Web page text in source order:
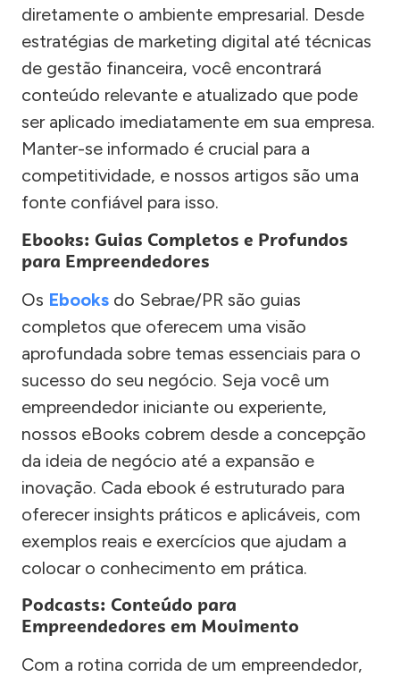
diretamente o ambiente empresarial. Desde
estratégias de marketing digital até técnicas
de gestão financeira, você encontrará
conteúdo relevante e atualizado que pode
ser aplicado imediatamente em sua empresa.
Manter-se informado é crucial para a
competitividade, e nossos artigos são uma
fonte confiável para isso.
Ebooks: Guias Completos e Profundos
para Empreendedores
Os Ebooks do Sebrae/PR são guias
completos que oferecem uma visão
aprofundada sobre temas essenciais para o
sucesso do seu negócio. Seja você um
empreendedor iniciante ou experiente,
nossos eBooks cobrem desde a concepção
da ideia de negócio até a expansão e
inovação. Cada ebook é estruturado para
oferecer insights práticos e aplicáveis, com
exemplos reais e exercícios que ajudam a
colocar o conhecimento em prática.
Podcasts: Conteúdo para
Empreendedores em Movimento
Com a rotina corrida de um empreendedor,